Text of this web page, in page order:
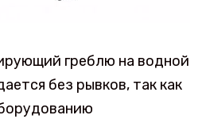
греблю на водной
без рывков, так как